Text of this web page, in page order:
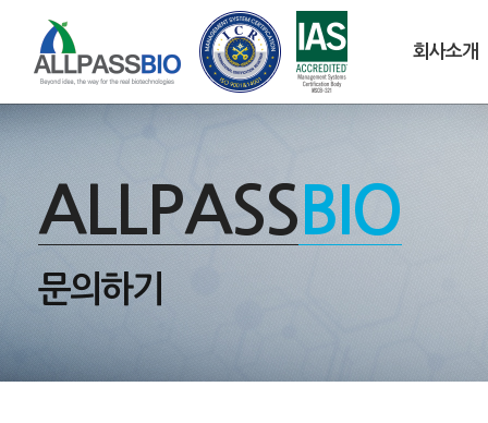
회사소개
ALLPASS BIO
문의하기